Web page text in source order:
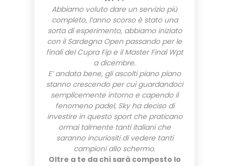
Abbiamo voluto dare un servizio più
completo, l’anno scorso è stato una
sorta di esperimento, abbiamo iniziato
con il Sardegna Open passando per le
finali del Cupra Fip e il Master Final Wpt
a dicembre.
E’ andata bene, gli ascolti piano piano
stanno crescendo per cui guardandoci
semplicemente intorno e capendo il
fenomeno padel, Sky ha deciso di
investire in questo sport che praticano
ormai talmente tanti italiani che
saranno incuriositi di vedere tanti
campioni allo schermo.
Oltre a te da chi sarà composto lo